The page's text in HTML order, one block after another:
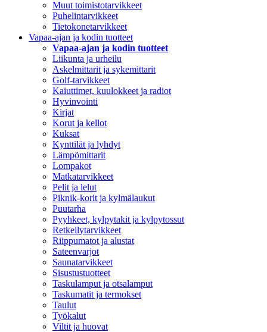
Muut toimistotarvikkeet
Puhelintarvikkeet
Tietokonetarvikkeet
Vapaa-ajan ja kodin tuotteet
Vapaa-ajan ja kodin tuotteet
Liikunta ja urheilu
Askelmittarit ja sykemittarit
Golf-tarvikkeet
Kaiuttimet, kuulokkeet ja radiot
Hyvinvointi
Kirjat
Korut ja kellot
Kuksat
Kynttilät ja lyhdyt
Lämpömittarit
Lompakot
Matkatarvikkeet
Pelit ja lelut
Piknik-korit ja kylmälaukut
Puutarha
Pyyhkeet, kylpytakit ja kylpytossut
Retkeilytarvikkeet
Riippumatot ja alustat
Sateenvarjot
Saunatarvikkeet
Sisustustuotteet
Taskulamput ja otsalamput
Taskumatit ja termokset
Taulut
Työkalut
Viltit ja huovat